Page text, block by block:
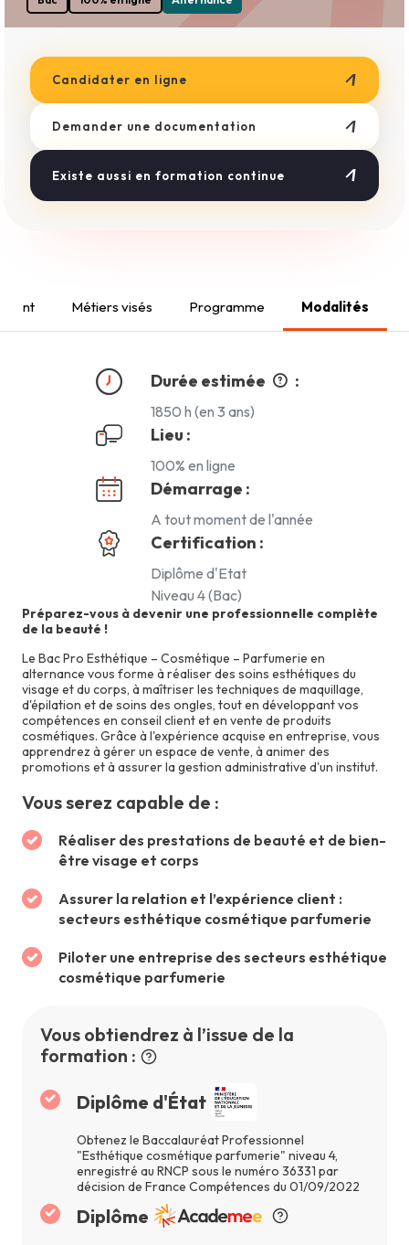
Boulangerie
Esthétique
Coiffure
Métiers du Bâtiment
Candidater en ligne
Demander une documentation
Existe aussi en formation continue
Métiers visés Programme Modalités
Préparez-vous à devenir une professionnelle complète
de la beauté !
Le Bac Pro Esthétique – Cosmétique – Parfumerie en
alternance vous forme à réaliser des soins esthétiques du
visage et du corps, à maîtriser les techniques de maquillage,
d'épilation et de soins des ongles, tout en développant vos
compétences en conseil client et en vente de produits
cosmétiques. Grâce à l'expérience acquise en entreprise, vous
apprendrez à gérer un espace de vente, à animer des
promotions et à assurer la gestion administrative d'un institut.
Vous serez capable de :
Réaliser des prestations de beauté et de bien-
être visage et corps
Assurer la relation et l’expérience client :
secteurs esthétique cosmétique parfumerie
Piloter une entreprise des secteurs esthétique
cosmétique parfumerie
Vous obtiendrez à l’issue de la
formation :
Diplôme d'État
Obtenez le Baccalauréat Professionnel
"Esthétique cosmétique parfumerie" niveau 4,
enregistré au RNCP sous le numéro 36331 par
décision de France Compétences du 01/09/2022
Diplôme
Durée estimée :
1850 h (en 3 ans)
Lieu :
100% en ligne
Démarrage :
A tout moment de l'année
Certification :
Diplôme d'Etat
Niveau 4 (Bac)